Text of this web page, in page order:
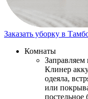
Заказать уборку в
Комнаты
Заправляем
Клинер
одеяла,
или
постельное